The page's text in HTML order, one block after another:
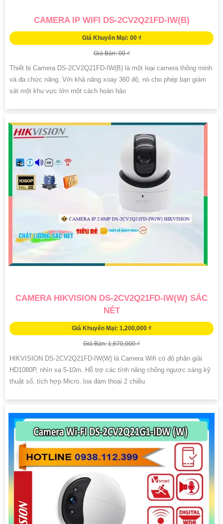
CAMERA IP WIFI DS-2CV2Q21FD-IW(B)
Giá Khuyến Mại: 00 ₫
Giá Bán: 00 ₫
Thiết bị Camera DS-2CV2Q21FD-IW(B) là một loại camera thông minh
và đa chức năng. Với khả năng xoay 360 độ, nó cho phép bạn giám
sát một khu vực lớn một cách hoàn hảo
CAMERA HIKVISION DS-2CV2Q21FD-IW(W) SẮC
NÉT
Giá Khuyến Mại: 1,200,000 ₫
Giá Bán: 1,670,000 ₫
HIKVISION DS-2CV2Q21FD-IW(W) là Camera Wifi có độ phân giải
HD1080P, nhìn xa 5-10m. Hỗ trợ các tính năng chống ngược sáng kỹ
thuật số, tích hợp Micro, loa đàm thoại 2 chiều